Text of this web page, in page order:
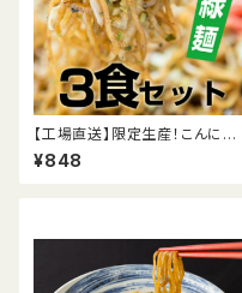
【工場直送】限定生産！こんにゃく
入り富士宮やきそば【緑麺】お試
し3食セット
¥848